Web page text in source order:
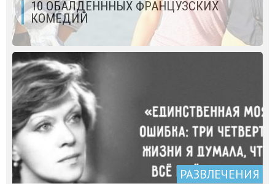
10 ОБАЛДЕНННЫХ ФРАНЦУЗСКИХ
КОМЕДИЙ
РАЗВЛЕЧЕНИЯ